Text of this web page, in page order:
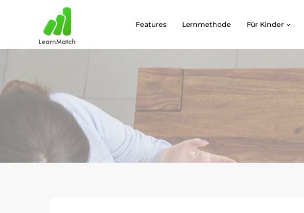
Features Lernmethode Für Kinder